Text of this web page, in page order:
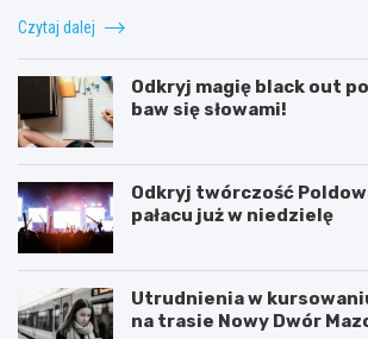
Czytaj dalej
Odkryj magię black out
baw się słowami!
Odkryj twórczość
pałacu już w niedzielę
Utrudnienia w
na trasie Nowy Dwór